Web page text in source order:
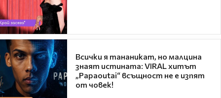
Всички я тананикат, но малцина
знаят истината: VIRAL хитът
„Papaoutai“ всъщност не е изпят
от човек!